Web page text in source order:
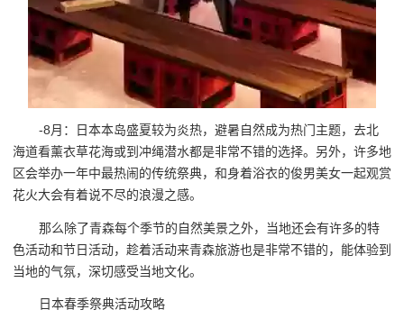
-8月：日本本岛盛夏较为炎热，避暑自然成为热门主题，去北
海道看薰衣草花海或到冲绳潜水都是非常不错的选择。另外，许多地
区会举办一年中最热闹的传统祭典，和身着浴衣的俊男美女一起观赏
花火大会有着说不尽的浪漫之感。
那么除了青森每个季节的自然美景之外，当地还会有许多的特
色活动和节日活动，趁着活动来青森旅游也是非常不错的，能体验到
当地的气氛，深切感受当地文化。
日本春季祭典活动攻略